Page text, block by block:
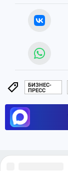
БИЗНЕС-
ПРЕСС